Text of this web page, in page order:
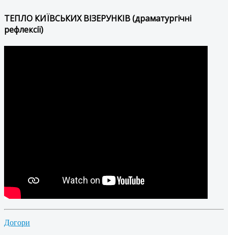
ТЕПЛО КИЇВСЬКИХ ВІЗЕРУНКІВ (драматургічні
рефлексії)
Догори